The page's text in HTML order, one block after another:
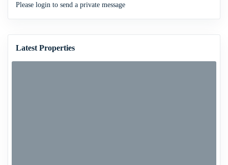
Please login to send a private message
Latest Properties